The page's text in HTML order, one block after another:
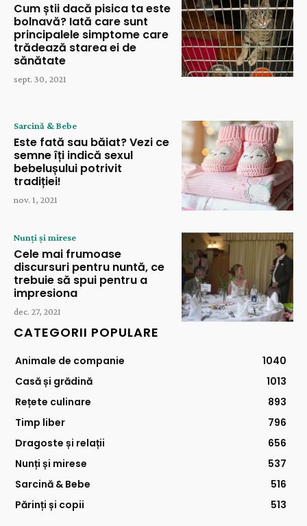
Cum știi dacă pisica ta este
bolnavă? Iată care sunt
principalele simptome care
trădează starea ei de
sănătate
sept. 30, 2021
Sarcină & Bebe
Este fată sau băiat? Vezi ce
semne îți indică sexul
bebelușului potrivit
tradiției!
nov. 1, 2021
Nunți și mirese
Cele mai frumoase
discursuri pentru nuntă, ce
trebuie să spui pentru a
impresiona
dec. 27, 2021
CATEGORII POPULARE
Animale de companie
1040
Casă și grădină
1013
Rețete culinare
893
Timp liber
796
Dragoste și relații
656
Nunți și mirese
537
Sarcină & Bebe
516
Părinți și copii
513